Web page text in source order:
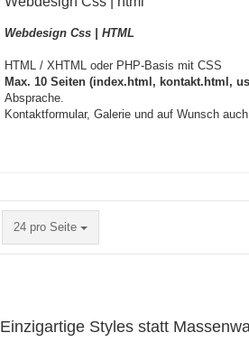
Webdesign Css | HTML
HTML / XHTML oder PHP-Basis mit CSS
Max. 10 Seiten (index.html, kontakt.html,
Absprache.
Kontaktformular, Galerie und auf Wunsch
24 pro Seite
pro Seite
Einzigartige Styles statt